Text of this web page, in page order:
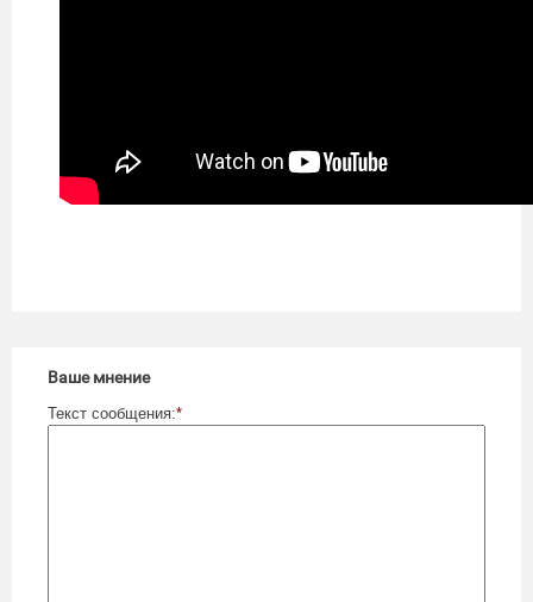
Ваше мнение
Текст сообщения:*